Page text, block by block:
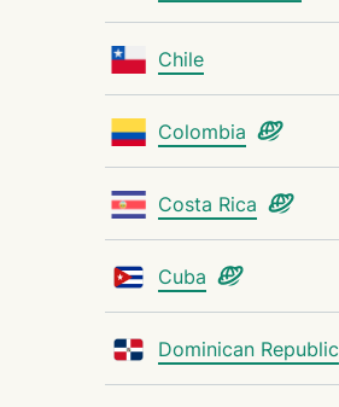
Chile
Colombia
Costa Rica
Cuba
Dominican Republic